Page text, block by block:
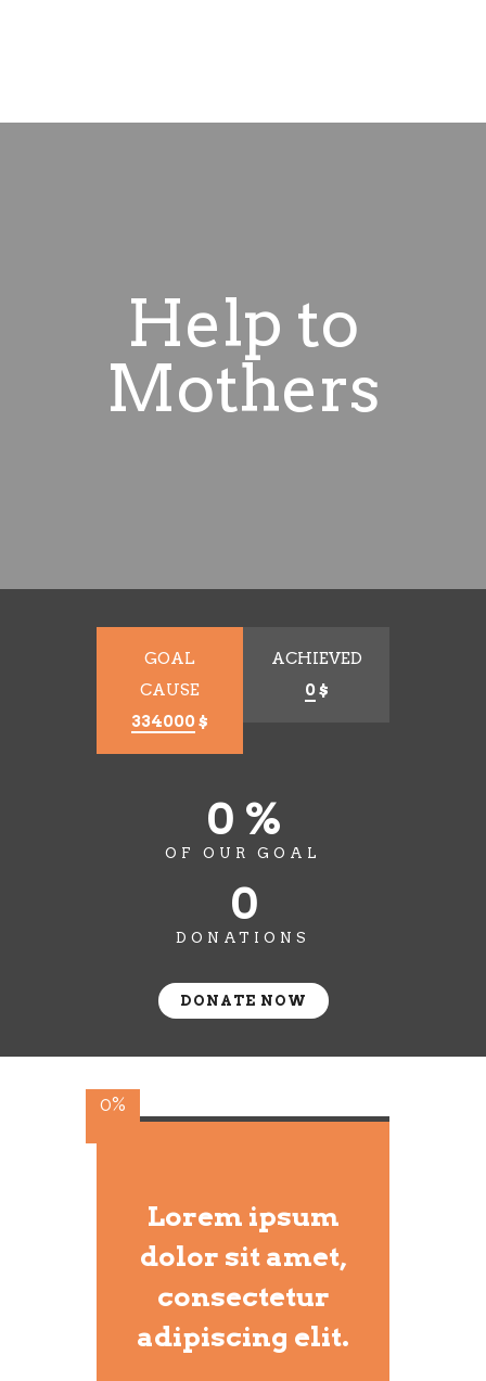
Help to
Mothers
GOAL
CAUSE
334000$
ACHIEVED
0$
0 %
OF OUR GOAL
0
DONATIONS
DONATE NOW
0%
Lorem ipsum
dolor sit amet,
consectetur
adipiscing elit.